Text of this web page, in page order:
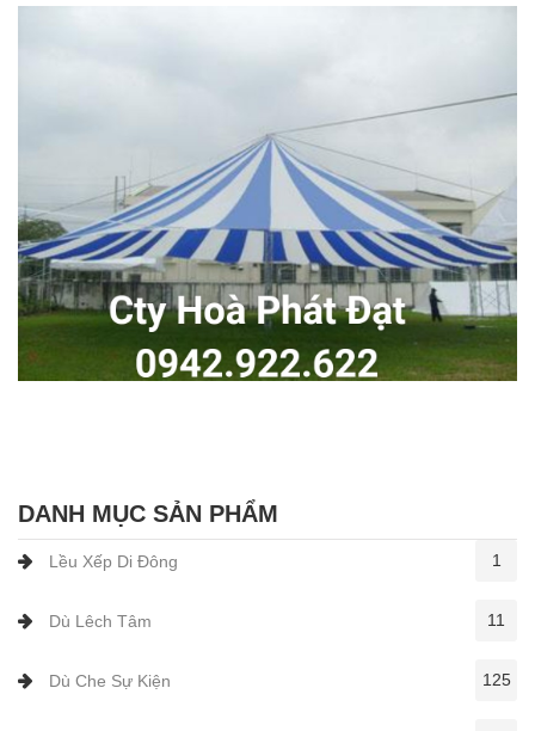
DANH MỤC SẢN PHẨM
Lều Xếp Di Đông 1
Dù Lêch Tâm 11
Dù Che Sự Kiện 125